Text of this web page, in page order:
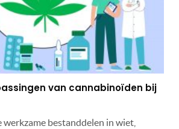
van cannabinoïden bij
bestanddelen in wiet,